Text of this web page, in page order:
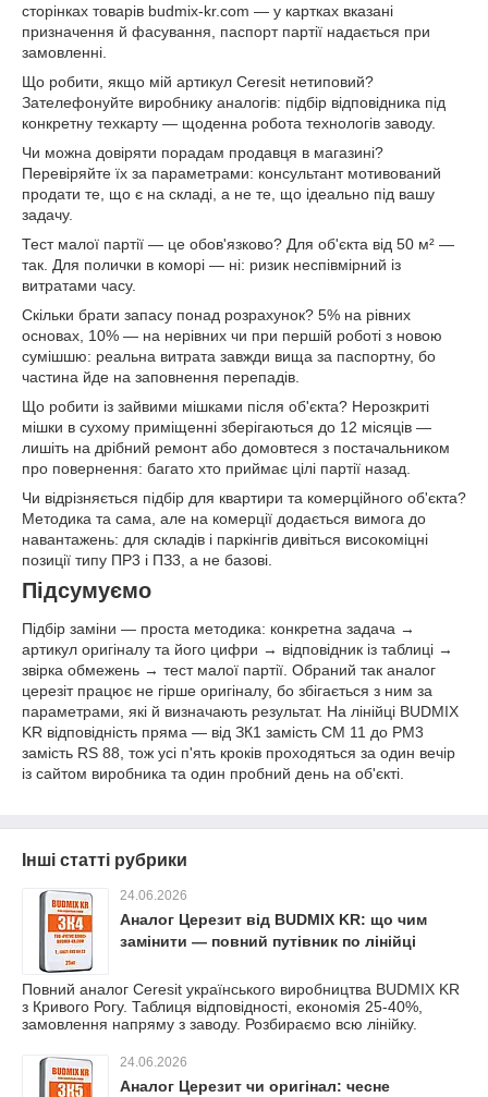
сторінках товарів budmix-kr.com — у картках вказані
призначення й фасування, паспорт партії надається при
замовленні.
Що робити, якщо мій артикул Ceresit нетиповий?
Зателефонуйте виробнику аналогів: підбір відповідника під
конкретну техкарту — щоденна робота технологів заводу.
Чи можна довіряти порадам продавця в магазині?
Перевіряйте їх за параметрами: консультант мотивований
продати те, що є на складі, а не те, що ідеально під вашу
задачу.
Тест малої партії — це обов'язково? Для об'єкта від 50 м² —
так. Для полички в коморі — ні: ризик неспівмірний із
витратами часу.
Скільки брати запасу понад розрахунок? 5% на рівних
основах, 10% — на нерівних чи при першій роботі з новою
сумішшю: реальна витрата завжди вища за паспортну, бо
частина йде на заповнення перепадів.
Що робити із зайвими мішками після об'єкта? Нерозкриті
мішки в сухому приміщенні зберігаються до 12 місяців —
лишіть на дрібний ремонт або домовтеся з постачальником
про повернення: багато хто приймає цілі партії назад.
Чи відрізняється підбір для квартири та комерційного об'єкта?
Методика та сама, але на комерції додається вимога до
навантажень: для складів і паркінгів дивіться високоміцні
позиції типу ПР3 і ПЗ3, а не базові.
Підсумуємо
Підбір заміни — проста методика: конкретна задача →
артикул оригіналу та його цифри → відповідник із таблиці →
звірка обмежень → тест малої партії. Обраний так аналог
церезіт працює не гірше оригіналу, бо збігається з ним за
параметрами, які й визначають результат. На лінійці BUDMIX
KR відповідність пряма — від ЗК1 замість CM 11 до РМ3
замість RS 88, тож усі п'ять кроків проходяться за один вечір
із сайтом виробника та один пробний день на об'єкті.
Інші статті рубрики
24.06.2026
Аналог Церезит від BUDMIX KR: що чим
замінити — повний путівник по лінійці
Повний аналог Ceresit українського виробництва BUDMIX KR
з Кривого Рогу. Таблиця відповідності, економія 25-40%,
замовлення напряму з заводу. Розбираємо всю лінійку.
24.06.2026
Аналог Церезит чи оригінал: чесне